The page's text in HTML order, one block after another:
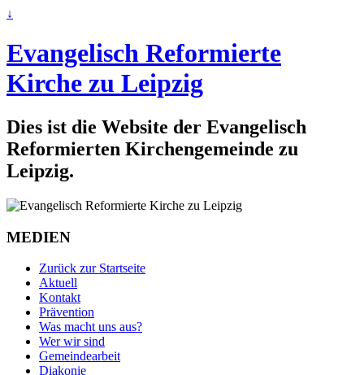
↓
Evangelisch Reformierte
Kirche zu Leipzig
Dies ist die Website der Evangelisch
Reformierten Kirchengemeinde zu
Leipzig.
MEDIEN
Zurück zur Startseite
Aktuell
Kontakt
Prävention
Was macht uns aus?
Wer wir sind
Gemeindearbeit
Diakonie